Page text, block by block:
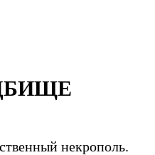
некрополь.